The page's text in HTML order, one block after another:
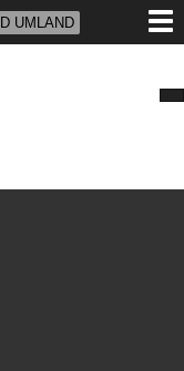
UMLAND